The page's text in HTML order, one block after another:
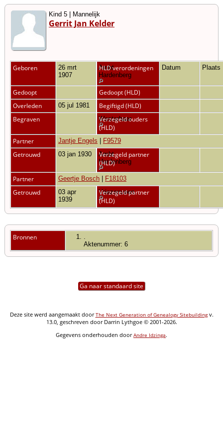
Kind 5 | Mannelijk
Gerrit Jan Kelder
Geboren
26 mrt
1907
Ambt
Hardenberg
HLD verordeningen Datum Plaats
Gedoopt
Gedoopt (HLD)
Overleden
05 jul 1981
Begiftigd (HLD)
Begraven
Westerhaar
Verzegeld ouders
(HLD)
Partner
Jantje Engels F9579
Getrouwd 03 jan 1930
Ambt
Hardenberg
Verzegeld partner
(HLD)
Partner
Geertje Bosch F18103
Getrouwd
03 apr
1939
Vriezenveen
Verzegeld partner
(HLD)
Bronnen
Aktenummer: 6
Ga naar standaard site
Deze site werd aangemaakt doorThe Next Generation of Genealogy Sitebuildingv.
13.0, geschreven door Darrin Lythgoe © 2001-2026.
Gegevens onderhouden doorAndre Idzinga.